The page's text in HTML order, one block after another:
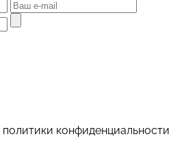
политики конфиденциальности